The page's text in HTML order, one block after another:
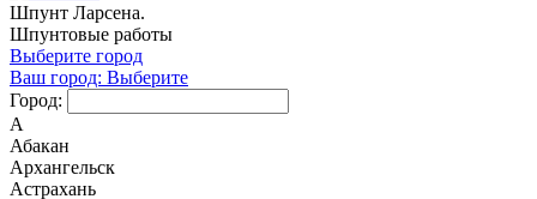
Шпунт Ларсена.
Шпунтовые работы
Выберите город
Ваш город: Выберите
Город:
А
Абакан
Архангельск
Астрахань